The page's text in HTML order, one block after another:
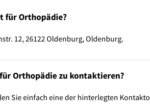
für Orthopädie?
12, 26122 Oldenburg, Oldenburg.
Orthopädie zu kontaktieren?
Sie einfach eine der hinterlegten